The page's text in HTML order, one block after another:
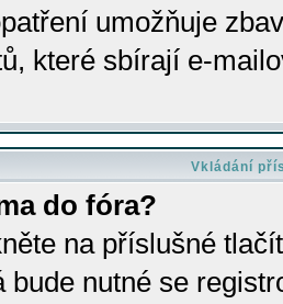
umožňuje
které sbírají e-
Vkládání
do fóra?
na příslušné
bude nutné se